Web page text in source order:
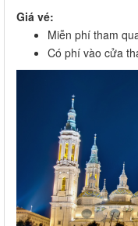
Giá vé:
Miễn phí tham
Có phí vào cửa